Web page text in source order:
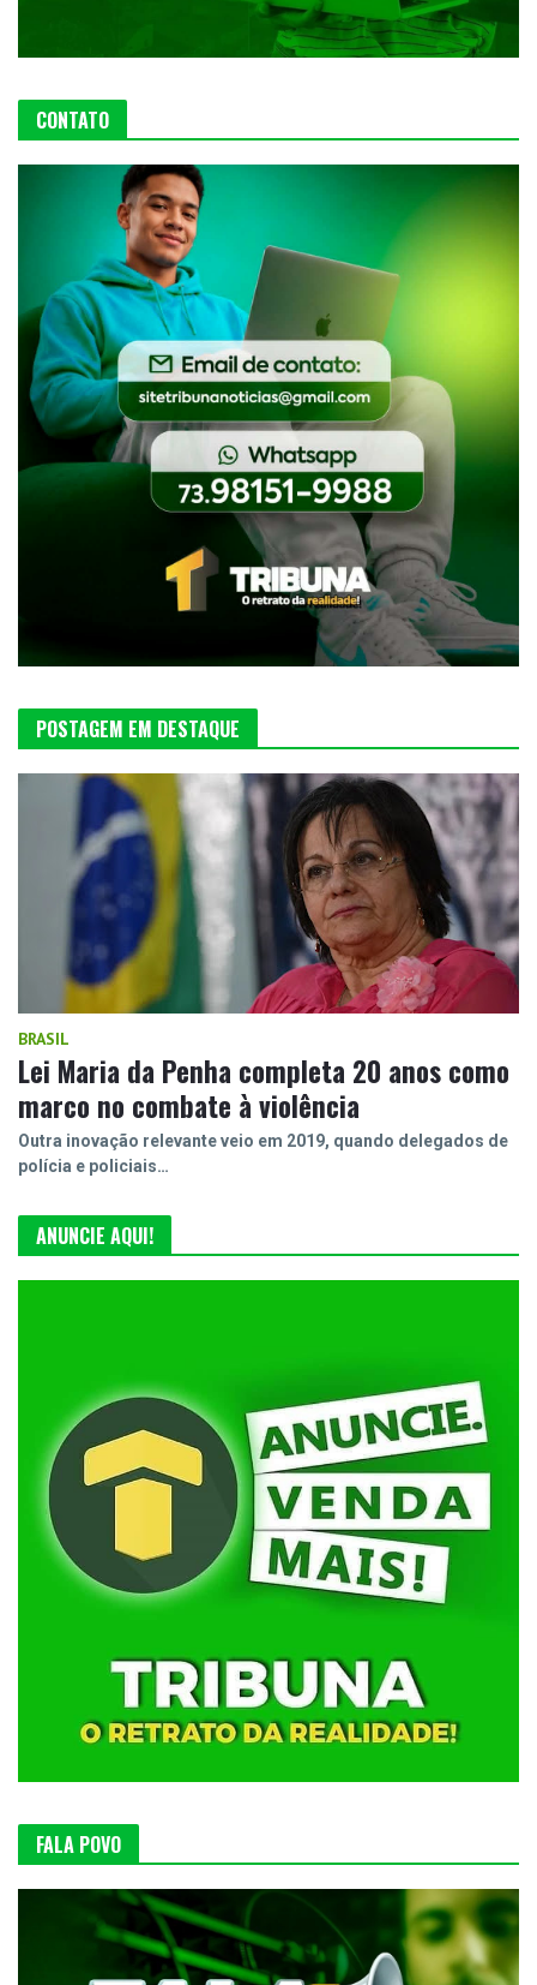
CONTATO
POSTAGEM EM DESTAQUE
BRASIL
Lei Maria da Penha completa 20 anos como
marco no combate à violência
Outra inovação relevante veio em 2019, quando delegados de
polícia e policiais…
ANUNCIE AQUI!
FALA POVO